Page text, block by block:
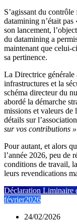
S’agissant du
datamining n’était
son lancement,
du datamining a
maintenant que celui-
sa pertinence.
La Directrice générale
infrastructures et la
schéma directeur du
abordé la démarche
missions et valeurs de
détails sur
sur vos contributions »
Pour autant, et alors
l’année 2026, peu de
conditions de travail,
leurs revendications
Déclaration Liminaire
février2026
24/02/2026